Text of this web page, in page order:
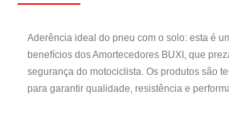
Aderência ideal do pneu com o solo: esta é
benefícios dos Amortecedores BUXI, que
segurança do motociclista. Os produtos são
para garantir qualidade, resistência e